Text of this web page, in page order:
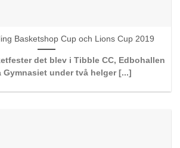
Basketshop Cup och Lions Cup 2019
det blev i Tibble CC, Edbohallen
Gymnasiet under två helger [...]